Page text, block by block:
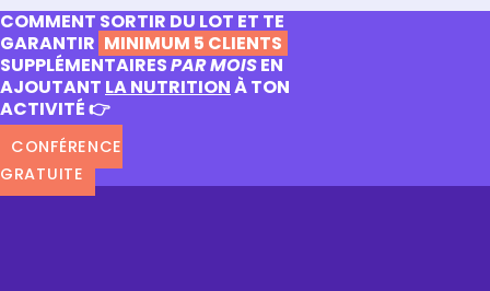
COMMENT SORTIR DU LOT ET TE
GARANTIR MINIMUM 5 CLIENTS
SUPPLÉMENTAIRESPAR MOISEN
AJOUTANT LA NUTRITIONÀ TON
ACTIVITÉ 👉
CONFÉRENCE
GRATUITE